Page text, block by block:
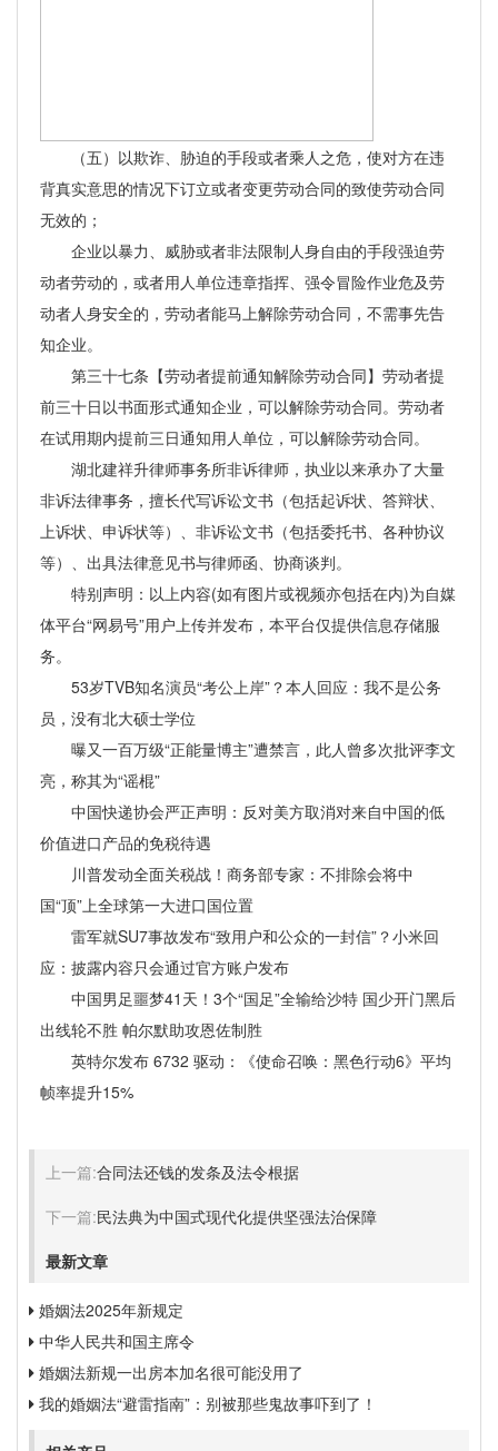
（五）以欺诈、胁迫的手段或者乘人之危，使对方在违
背真实意思的情况下订立或者变更劳动合同的致使劳动合同
无效的；
企业以暴力、威胁或者非法限制人身自由的手段强迫劳
动者劳动的，或者用人单位违章指挥、强令冒险作业危及劳
动者人身安全的，劳动者能马上解除劳动合同，不需事先告
知企业。
第三十七条【劳动者提前通知解除劳动合同】劳动者提
前三十日以书面形式通知企业，可以解除劳动合同。劳动者
在试用期内提前三日通知用人单位，可以解除劳动合同。
湖北建祥升律师事务所非诉律师，执业以来承办了大量
非诉法律事务，擅长代写诉讼文书（包括起诉状、答辩状、
上诉状、申诉状等）、非诉讼文书（包括委托书、各种协议
等）、出具法律意见书与律师函、协商谈判。
特别声明：以上内容(如有图片或视频亦包括在内)为自媒
体平台“网易号”用户上传并发布，本平台仅提供信息存储服
务。
53岁TVB知名演员“考公上岸”？本人回应：我不是公务
员，没有北大硕士学位
曝又一百万级“正能量博主”遭禁言，此人曾多次批评李文
亮，称其为“谣棍”
中国快递协会严正声明：反对美方取消对来自中国的低
价值进口产品的免税待遇
川普发动全面关税战！商务部专家：不排除会将中
国“顶”上全球第一大进口国位置
雷军就SU7事故发布“致用户和公众的一封信”？小米回
应：披露内容只会通过官方账户发布
中国男足噩梦41天！3个“国足”全输给沙特 国少开门黑后
出线轮不胜 帕尔默助攻恩佐制胜
英特尔发布 6732 驱动：《使命召唤：黑色行动6》平均
帧率提升15%
上一篇:合同法还钱的发条及法令根据
下一篇:民法典为中国式现代化提供坚强法治保障
最新文章
婚姻法2025年新规定
中华人民共和国主席令
婚姻法新规一出房本加名很可能没用了
我的婚姻法“避雷指南”：别被那些鬼故事吓到了！